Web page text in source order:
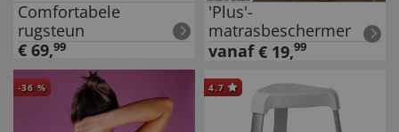
Comfortabele
rugsteun
€ 69,99
'Plus'-
matrasbeschermer
vanaf € 19,99
-36 % 4.7